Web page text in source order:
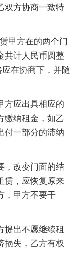
双方协商一致特
甲方在的两个门
共计人民币圆整
在协商下，并随
方应出具相应的
缴纳租金，如乙
付一部分的滞纳
，改变门面的结
赁，应恢复原来
，甲方不要干
提出不愿继续租
损失，乙方有权